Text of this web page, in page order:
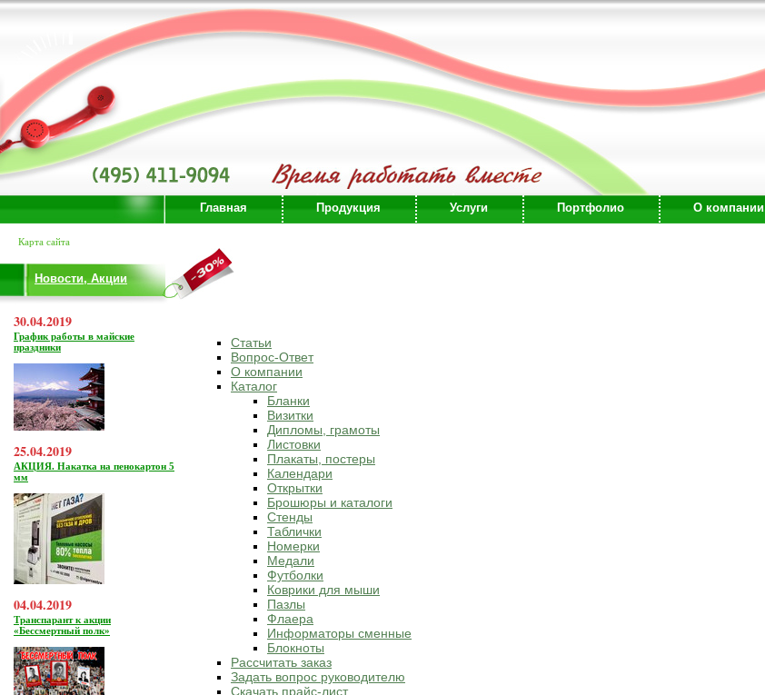
Главная Продукция Услуги Портфолио О компании
Карта сайта
Новости, Акции
30.04.2019
График работы в майские
праздники
25.04.2019
АКЦИЯ. Накатка на пенокартон 5
мм
04.04.2019
Транспарант к акции
«Бессмертный полк»
Статьи
Вопрос-Ответ
О компании
Каталог
Бланки
Визитки
Дипломы, грамоты
Листовки
Плакаты, постеры
Календари
Открытки
Брошюры и каталоги
Стенды
Таблички
Номерки
Медали
Футболки
Коврики для мыши
Пазлы
Флаера
Информаторы сменные
Блокноты
Рассчитать заказ
Задать вопрос руководителю
Скачать прайс-лист